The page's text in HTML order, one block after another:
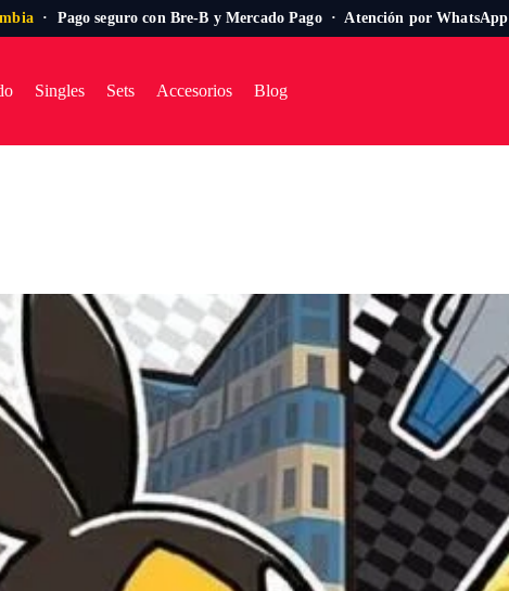
· Pago seguro con Bre-B y Mercado Pago · Atención por WhatsApp
Singles Sets Accesorios Blog